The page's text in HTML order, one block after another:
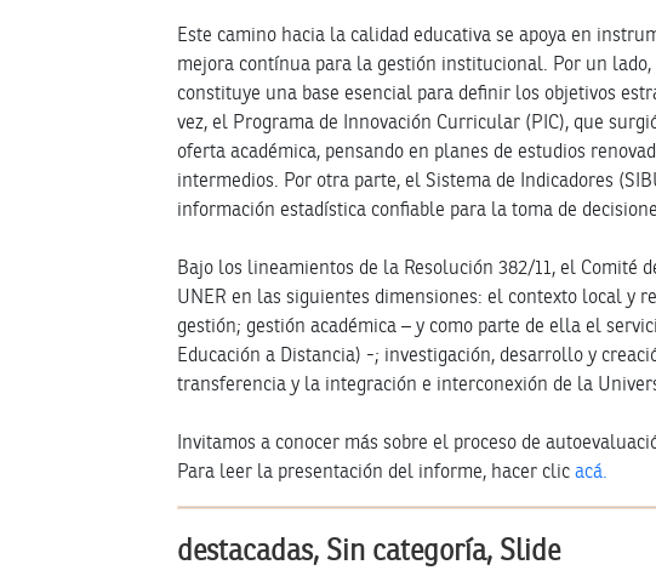
Este camino hacia la calidad educativa se apoya en
mejora contínua para la gestión institucional. Por un
constituye una base esencial para definir los objetivos
vez, el Programa de Innovación Curricular (PIC), que
oferta académica, pensando en planes de estudios
intermedios. Por otra parte, el Sistema de Indicadores
información estadística confiable para la toma de
Bajo los lineamientos de la Resolución 382/11, el
UNER en las siguientes dimensiones: el contexto local y
gestión; gestión académica – y como parte de ella el
Educación a Distancia) -; investigación, desarrollo y
transferencia y la integración e interconexión de la
Invitamos a conocer más sobre el proceso de
Para leer la presentación del informe, hacer clicacá.
destacadas, Sin categoría, Slide